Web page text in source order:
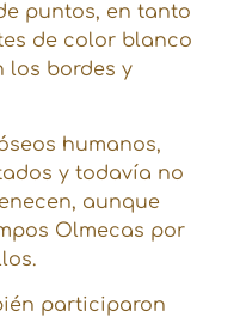
puntos, en tanto
de color blanco
los bordes y
humanos,
y todavía no
aunque
Olmecas por
participaron